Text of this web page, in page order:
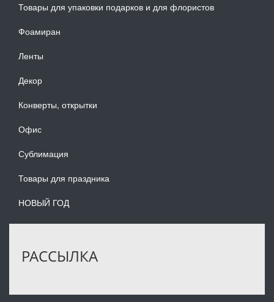
Товары для упаковки подарков и для флористов
Фоамиран
Ленты
Декор
Конверты, открытки
Офис
Сублимация
Товары для праздника
НОВЫЙ ГОД
РАССЫЛКА